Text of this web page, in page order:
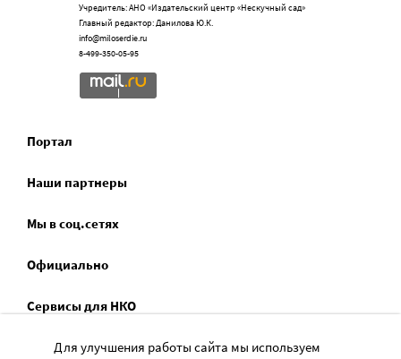
Учредитель: АНО «Издательский центр «Нескучный сад»
Главный редактор: Данилова Ю.К.
info@miloserdie.ru
8-499-350-05-95
Портал
Наши партнеры
Мы в соц.сетях
Официально
Сервисы для НКО
Спецпроекты
Для улучшения работы сайта мы используем